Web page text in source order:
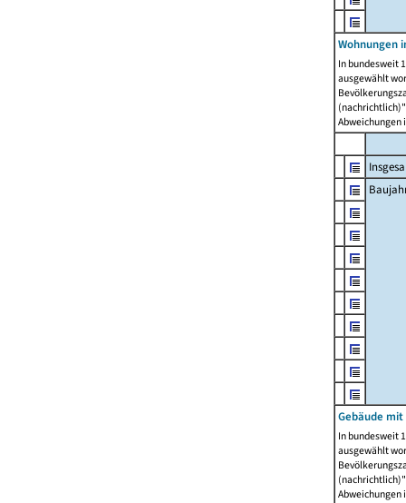
Wohnungen
In bundesweit
ausgewählt
Abweichungen
Gebäude mit
In bundesweit
ausgewählt
Abweichungen